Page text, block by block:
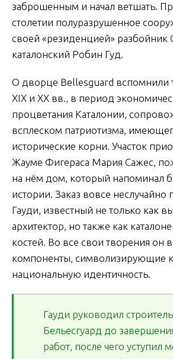
заброшенным и начал ветшать.
столетии полуразрушенное
своей «резиденцией» разбойник
каталонский Робин Гуд.
О дворце Bellesguard вспомнили
XIX и XX вв., в период
процветания Каталонии,
всплеском патриотизма,
исторические корни. Участок
Жауме Фигераса Мария Сажес,
на нём дом, который напоминал
истории. Заказ вовсе неслучайно
Гауди, известный не только как
архитектор, но также как
костей. Во все свои творения он
компоненты, символизирующие
национальную идентичность.
Гауди руководил
Бельесгуард до
работ, после чего уступил